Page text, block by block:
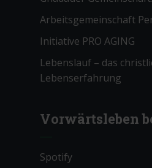
Arbeitsgemeinschaft
Initiative PRO AGING
Lebenslauf – das
Lebenserfahrung
Vorwärtsleben
Spotify